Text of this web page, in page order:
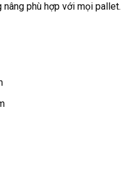
nâng phù hợp với mọi pallet.